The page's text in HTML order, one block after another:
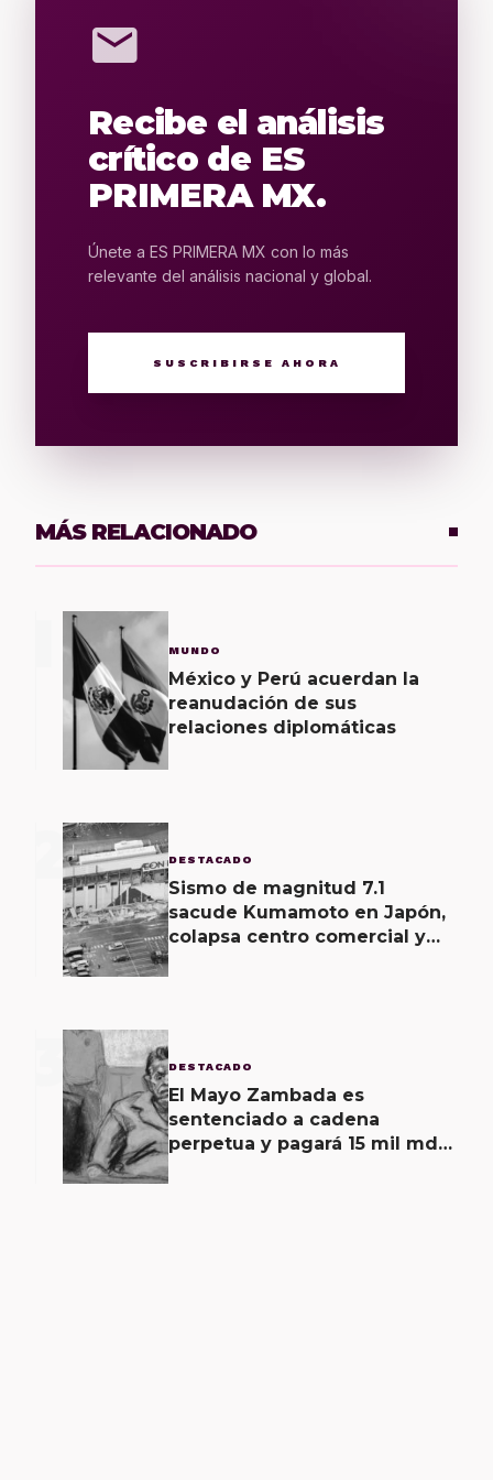
mail
Recibe el análisis
crítico de ES
PRIMERA MX.
Únete a ES PRIMERA MX con lo más
relevante del análisis nacional y global.
SUSCRIBIRSE AHORA
MÁS RELACIONADO
MUNDO
México y Perú acuerdan la
reanudación de sus
relaciones diplomáticas
2 DESTACADO
Sismo de magnitud 7.1
sacude Kumamoto en Japón,
colapsa centro comercial y
3 DESTACADO
El Mayo Zambada es
sentenciado a cadena
perpetua y pagará 15 mil mdd